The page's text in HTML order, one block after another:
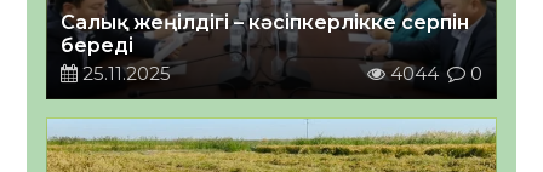
Салық жеңілдігі – кәсіпкерлікке серпін
береді
25.11.2025
4044 0